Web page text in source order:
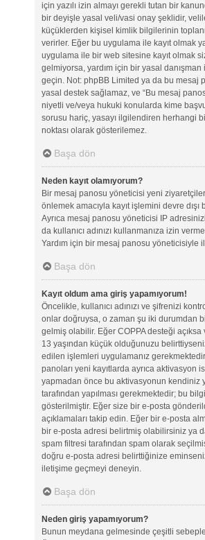
için yazılı izin almayı gerekli tutan bir
bir deyişle yasal veli/vasi onay şeklidir,
küçüklerden kişisel kimlik bilgilerinin
verirler. Eğer bu uygulama ile kayıt olmak
uygulama ile bir web sitesine kayıt olmak
gelmiyorsa, yardım için bir yasal danışman
geçin. Not: phpBB Limited ya da bu mesaj
yasal destek sağlamaz, ve “Bu mesaj
niyetli ve/veya hukuki konularda kime
sorusu hariç, yasayı ilgilendiren herhangi
noktası olarak gösterilemez.
Başa dön
Neden kayıt olamıyorum?
Bir mesaj panosu yöneticisi yeni
önlemek amacıyla kayıt işlemini devre dışı
Ayrıca mesaj panosu yöneticisi IP
da kullanıcı adınızı kullanmanıza izin
Yardım için bir mesaj panosu yöneticisiyle
Başa dön
Kayıt oldum ama giriş yapamıyorum!
Öncelikle, kullanıcı adınızı ve şifrenizi
onlar doğruysa, o zaman şu iki durumdan
gelmiş olabilir. Eğer COPPA desteği açıksa
13 yaşından küçük olduğunuzu
edilen işlemleri uygulamanız
panoları yeni kayıtlarda ayrıca aktivasyon
yapmadan önce bu aktivasyonun kendiniz
tarafından yapılması gerekmektedir; bu bilgi
gösterilmiştir. Eğer size bir e-posta
açıklamaları takip edin. Eğer bir e-posta
bir e-posta adresi belirtmiş olabilirsiniz ya
spam filtresi tarafından spam olarak
doğru e-posta adresi belirttiğinize
iletişime geçmeyi deneyin.
Başa dön
Neden giriş yapamıyorum?
Bunun meydana gelmesinde çeşitli